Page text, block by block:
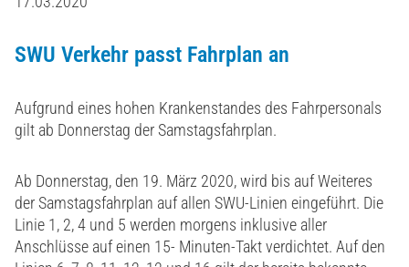
SWU Verkehr passt Fahrplan an
Aufgrund eines hohen Krankenstandes des Fahrpersonals
gilt ab Donnerstag der Samstagsfahrplan.
Ab Donnerstag, den 19. März 2020, wird bis auf Weiteres
der Samstagsfahrplan auf allen SWU-Linien eingeführt. Die
Linie 1, 2, 4 und 5 werden morgens inklusive aller
Anschlüsse auf einen 15- Minuten-Takt verdichtet. Auf den